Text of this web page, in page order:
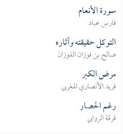
سورة الأنعام
فارس عباد
التوكل حقيقته وآثاره
صالح بن فوزان الفوزان
مرض الكبر
فريد الأنصاري المغربي
رغم الحصار
فرقة الروابي